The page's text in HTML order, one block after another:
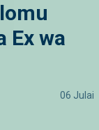
Ex wa
06 Julai